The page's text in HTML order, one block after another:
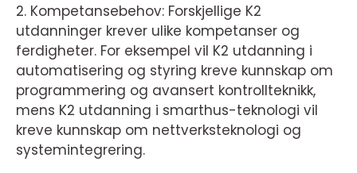
2. Kompetansebehov: Forskjellige K2
utdanninger krever ulike kompetanser og
ferdigheter. For eksempel vil K2 utdanning i
automatisering og styring kreve kunnskap om
programmering og avansert kontrollteknikk,
mens K2 utdanning i smarthus-teknologi vil
kreve kunnskap om nettverksteknologi og
systemintegrering.